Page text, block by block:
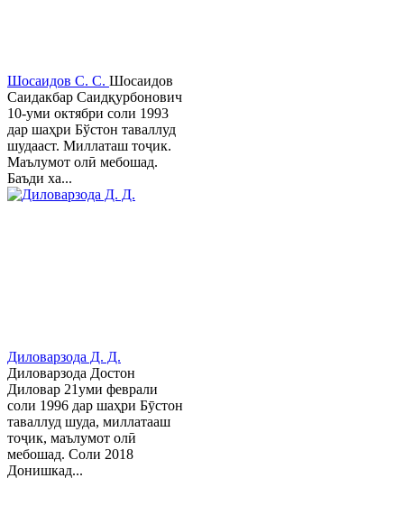
Шосаидов С. С. Шосаидов
Саидакбар Саидқурбонович
10-уми октябри соли 1993
дар шаҳри Бўстон таваллуд
шудааст. Миллаташ тоҷик.
Маълумот олӣ мебошад.
Баъди ха...
Диловарзода Д. Д.
Диловарзода Достон
Диловар 21уми феврали
соли 1996 дар шаҳри Бӯстон
таваллуд шуда, миллатааш
тоҷик, маълумот олӣ
мебошад. Соли 2018
Донишкад...